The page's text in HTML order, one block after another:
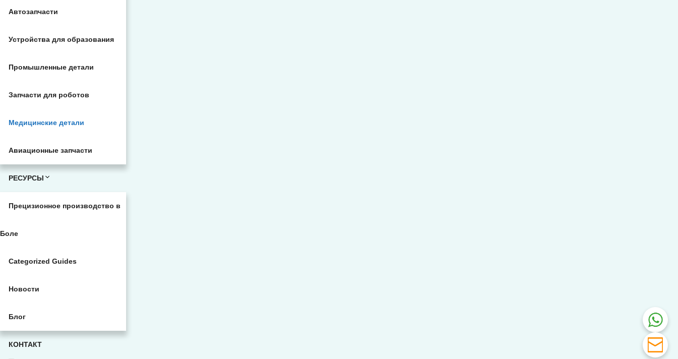
Автозапчасти
Устройства для образования
Промышленные детали
Запчасти для роботов
Медицинские детали
Авиационные запчасти
РЕСУРСЫ
Прецизионное производство в
Боле
Categorized Guides
Новости
Блог
КОНТАКТ